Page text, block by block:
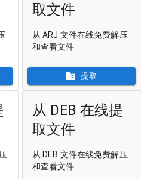
取文件
从 ARJ 文件在线免费解压
和查看文件
提取
从 DEB 在线提
取文件
从 DEB 文件在线免费解压
和查看文件